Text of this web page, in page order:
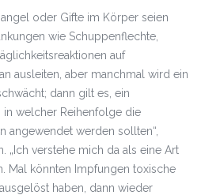
oder Gifte im Körper seien
wie Schuppenflechte,
auf
ausleiten, aber manchmal wird ein
dann gilt es, ein
welcher Reihenfolge die
angewendet werden sollten“,
„Ich verstehe mich da als eine Art
Mal könnten Impfungen toxische
haben, dann wieder